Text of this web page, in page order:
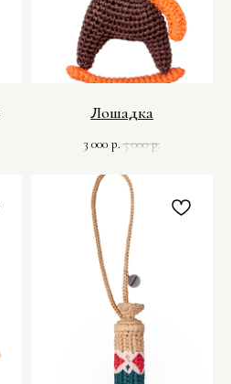
Лошадка
3 000 р. 5 000 р.